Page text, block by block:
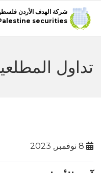
شركة الهدف الأردن
securities
تداول المطلعين 07-11-